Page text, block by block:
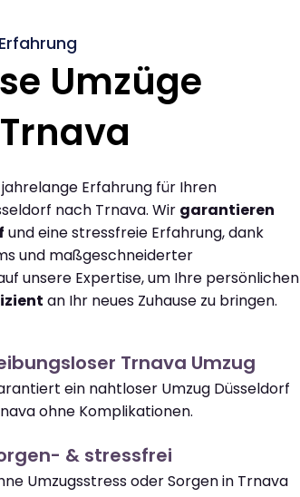
Umzüge
Erfahrung für Ihren
nach Trnava. Wir garantieren
und eine stressfreie Erfahrung, dank
und maßgeschneiderter
unsere Expertise, um Ihre persönlichen
an Ihr neues Zuhause zu bringen.
Trnava Umzug
ein nahtloser Umzug Düsseldorf
ohne Komplikationen.
& stressfrei
Umzugsstress oder Sorgen in Trnava